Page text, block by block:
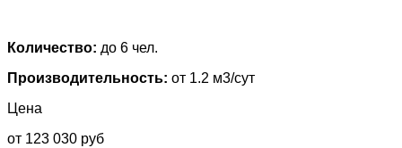
Количество: до 6 чел.
Производительность: от 1.2 м3/сут
Цена
от 123 030 руб